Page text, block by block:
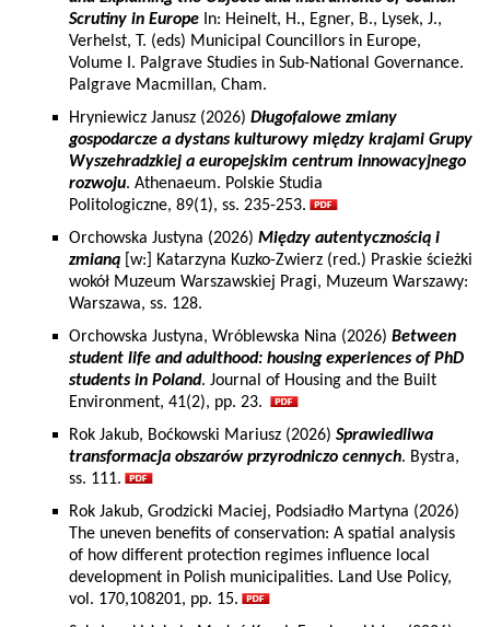
Scrutiny in Europe In: Heinelt, H., Egner, B., Lysek, J.,
Verhelst, T. (eds) Municipal Councillors in Europe,
Volume I. Palgrave Studies in Sub-National Governance.
Palgrave Macmillan, Cham.
Hryniewicz Janusz (2026) Długofalowe zmiany
gospodarcze a dystans kulturowy między krajami Grupy
Wyszehradzkiej a europejskim centrum innowacyjnego
rozwoju. Athenaeum. Polskie Studia
Politologiczne, 89(1), ss. 235-253.
Orchowska Justyna (2026) Między autentycznością i
zmianą [w:] Katarzyna Kuzko-Zwierz (red.) Praskie ścieżki
wokół Muzeum Warszawskiej Pragi, Muzeum Warszawy:
Warszawa, ss. 128.
Orchowska Justyna, Wróblewska Nina (2026) Between
student life and adulthood: housing experiences of PhD
students in Poland. Journal of Housing and the Built
Environment, 41(2), pp. 23.
Rok Jakub, Boćkowski Mariusz (2026) Sprawiedliwa
transformacja obszarów przyrodniczo cennych. Bystra,
ss. 111.
Rok Jakub, Grodzicki Maciej, Podsiadło Martyna (2026)
The uneven benefits of conservation: A spatial analysis
of how different protection regimes influence local
development in Polish municipalities. Land Use Policy,
vol. 170,108201, pp. 15.